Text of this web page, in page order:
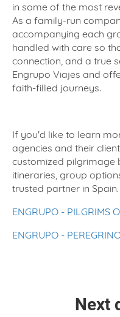
in some of the most
As a family-run
accompanying each
handled with care so
connection, and a true
Engrupo Viajes and
faith-filled journeys.
If you'd like to learn
agencies and their
customized pilgrimage
itineraries, group
trusted partner in Spain.
ENGRUPO - PILGRIMS
ENGRUPO -
Next